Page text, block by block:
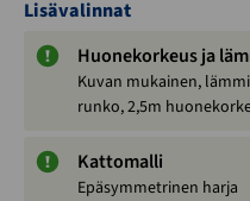
Lisävalinnat
Huonekorkeus ja
Kuvan mukainen,
runko, 2,5m
Kattomalli
Epäsymmetrinen harja